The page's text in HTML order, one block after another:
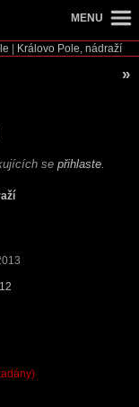
Královo Pole, nádraží
»
se přihlaste
MENU